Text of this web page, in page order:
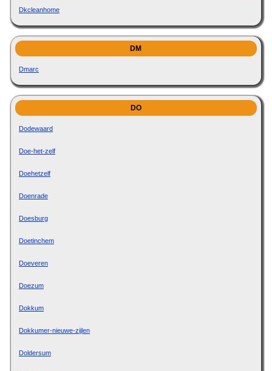
Dkcleanhome
DM
Dmarc
DO
Dodewaard
Doe-het-zelf
Doehetzelf
Doenrade
Doesburg
Doetinchem
Doeveren
Doezum
Dokkum
Dokkumer-nieuwe-zijlen
Doldersum